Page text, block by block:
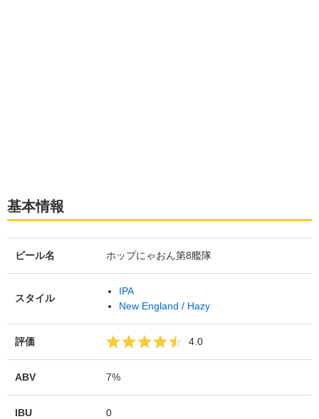
基本情報
ビール名 ホップにゃおん第8艦隊
スタイル
IPA
New England / Hazy
評価 4.0
ABV 7%
IBU 0